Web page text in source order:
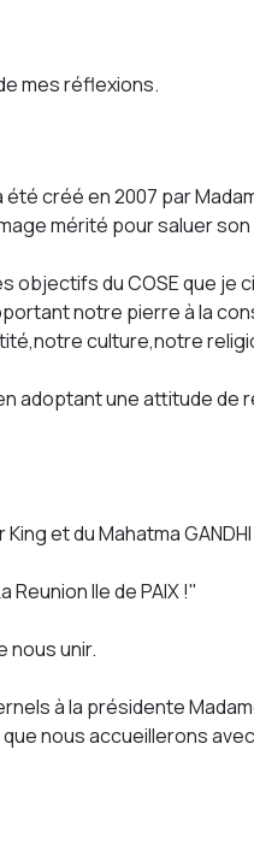
mes réflexions.
créé en 2007 par
mérité pour saluer
objectifs du COSE que je
notre pierre à la
culture,notre
adoptant une attitude de
et du Mahatma
Ile de PAIX !"
nous unir.
à la présidente
nous accueillerons